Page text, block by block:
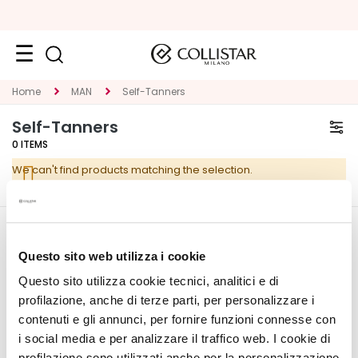
Questo sito web utilizza i cookie
Questo sito utilizza cookie tecnici, analitici e di
profilazione, anche di terze parti, per personalizzare i
contenuti e gli annunci, per fornire funzioni connesse con
i social media e per analizzare il traffico web. I cookie di
Face
C
A
T
E
G
Y
S
p
e
c
Home MAN Self-Tanners
Self-Tanners
0 ITEMS
We can't find products matching the selection.
Contact
Accessibility Statement
Address Book
My Orders
My Wishlist
My Returns